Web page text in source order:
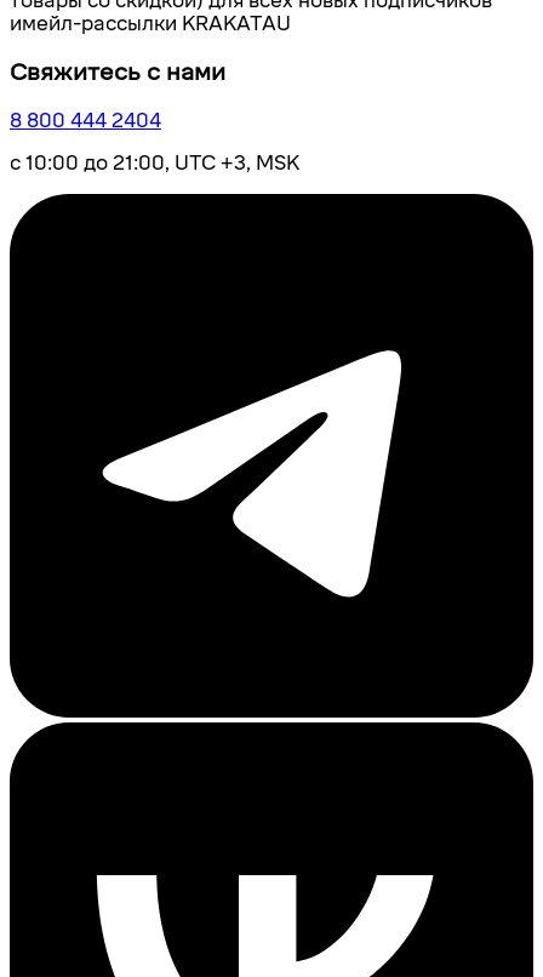
имейл-рассылки KRAKATAU
Свяжитесь с нами
8 800 444 2404
с 10:00 до 21:00, UTC +3, MSK